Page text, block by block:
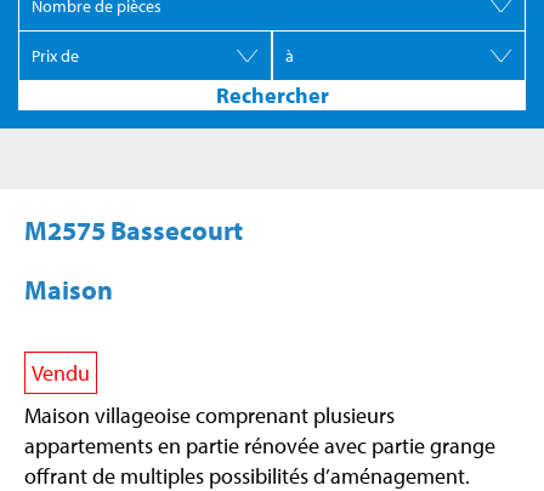
M2575 Bassecourt
Maison
Vendu
Maison villageoise comprenant plusieurs
appartements en partie rénovée avec partie grange
offrant de multiples possibilités d’aménagement.